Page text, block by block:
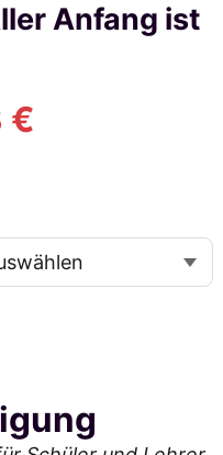
Anfang ist
€
e
i